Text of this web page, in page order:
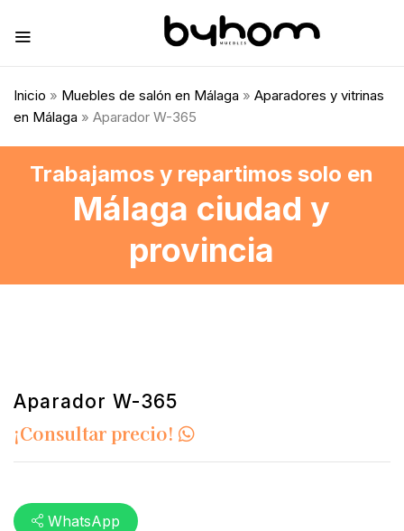
Inicio » Muebles de salón en Málaga » Aparadores y vitrinas
en Málaga » Aparador W-365
Trabajamos y repartimos solo en
Málaga ciudad y
provincia
Aparador W-365
¡Consultar precio!
WhatsApp